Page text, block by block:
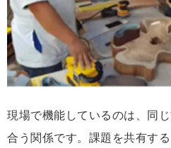
現場で機能しているのは、同
合う関係です。課題を共有す